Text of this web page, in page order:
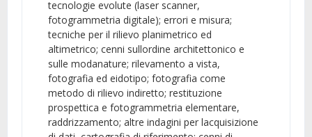
tecnologie evolute (laser scanner,
fotogrammetria digitale); errori e misura;
tecniche per il rilievo planimetrico ed
altimetrico; cenni sullordine architettonico e
sulle modanature; rilevamento a vista,
fotografia ed eidotipo; fotografia come
metodo di rilievo indiretto; restituzione
prospettica e fotogrammetria elementare,
raddrizzamento; altre indagini per lacquisizione